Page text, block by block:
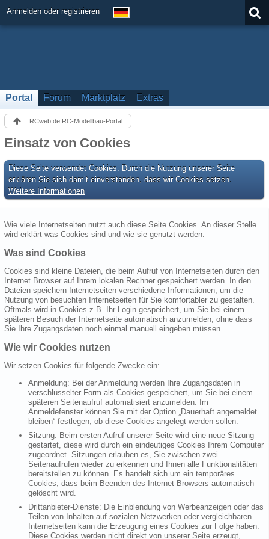
Anmelden oder registrieren
Portal Forum Marktplatz Extras
RCweb.de RC-Modellbau-Portal
Einsatz von Cookies
Diese Seite verwendet Cookies. Durch die Nutzung unserer Seite
erklären Sie sich damit einverstanden, dass wir Cookies setzen.
Weitere Informationen
Wie viele Internetseiten nutzt auch diese Seite Cookies. An dieser Stelle
wird erklärt was Cookies sind und wie sie genutzt werden.
Was sind Cookies
Cookies sind kleine Dateien, die beim Aufruf von Internetseiten durch den
Internet Browser auf Ihrem lokalen Rechner gespeichert werden. In den
Dateien speichern Internetseiten verschiedene Informationen, um die
Nutzung von besuchten Internetseiten für Sie komfortabler zu gestalten.
Oftmals wird in Cookies z.B. Ihr Login gespeichert, um Sie bei einem
späteren Besuch der Internetseite automatisch anzumelden, ohne dass
Sie Ihre Zugangsdaten noch einmal manuell eingeben müssen.
Wie wir Cookies nutzen
Wir setzen Cookies für folgende Zwecke ein:
Anmeldung: Bei der Anmeldung werden Ihre Zugangsdaten in
verschlüsselter Form als Cookies gespeichert, um Sie bei einem
späteren Seitenaufruf automatisiert anzumelden. Im
Anmeldefenster können Sie mit der Option „Dauerhaft angemeldet
bleiben“ festlegen, ob diese Cookies angelegt werden sollen.
Sitzung: Beim ersten Aufruf unserer Seite wird eine neue Sitzung
gestartet, diese wird durch ein eindeutiges Cookies Ihrem Computer
zugeordnet. Sitzungen erlauben es, Sie zwischen zwei
Seitenaufrufen wieder zu erkennen und Ihnen alle Funktionalitäten
bereitstellen zu können. Es handelt sich um ein temporäres
Cookies, dass beim Beenden des Internet Browsers automatisch
gelöscht wird.
Drittanbieter-Dienste: Die Einblendung von Werbeanzeigen oder das
Teilen von Inhalten auf sozialen Netzwerken oder vergleichbaren
Internetseiten kann die Erzeugung eines Cookies zur Folge haben.
Diese Cookies werden nicht direkt von unserer Seite erzeugt,